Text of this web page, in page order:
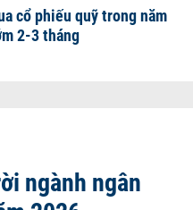
cổ phiếu quỹ trong năm
2-3 tháng
ngành ngân